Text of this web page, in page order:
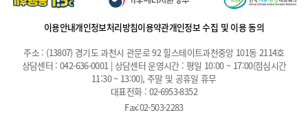
이용안내개인정보처리방침이용약관개인정보 수집 및 이용 동의
주소 : (13807) 경기도 과천시 관문로 92 힐스테이트과천중앙 101동 2114호
상담센터 : 042-636-0001 | 상담센터 운영시간 : 평일 10:00 ~ 17:00(점심시간
11:30 ~ 13:00), 주말 및 공휴일 휴무
대표전화 : 02-6953-8352
Fax:02-503-2283